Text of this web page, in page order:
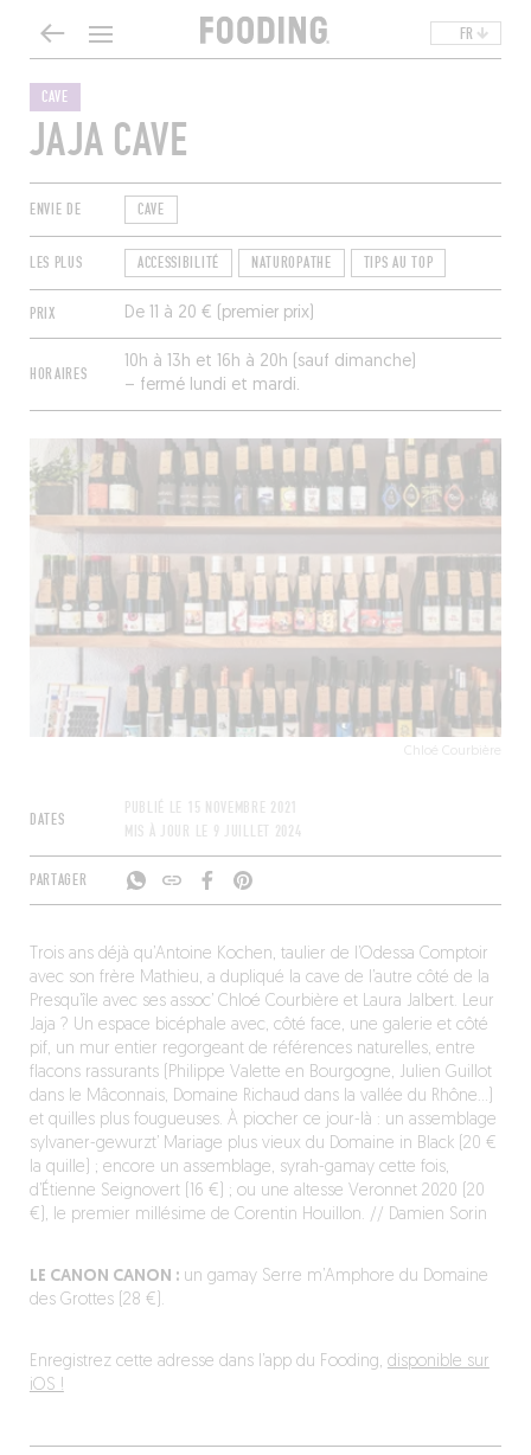
FR
CAVE
JAJA CAVE
ENVIE DE CAVE
LES PLUS ACCESSIBILITÉ NATUROPATHE TIPS AU TOP
PRIX De 11 à 20 € (premier prix)
HORAIRES
10h à 13h et 16h à 20h (sauf dimanche)
– fermé lundi et mardi.
Chloé Courbière
DATES
PUBLIÉ LE
15 NOVEMBRE 2021
MIS À JOUR LE 9 JUILLET 2024
PARTAGER
Trois ans déjà qu’Antoine Kochen, taulier de l’Odessa Comptoir
avec son frère Mathieu, a dupliqué la cave de l’autre côté de la
Presqu’île avec ses assoc’ Chloé Courbière et Laura Jalbert. Leur
Jaja ? Un espace bicéphale avec, côté face, une galerie et côté
pif, un mur entier regorgeant de références naturelles, entre
flacons rassurants (Philippe Valette en Bourgogne, Julien Guillot
dans le Mâconnais, Domaine Richaud dans la vallée du Rhône…)
et quilles plus fougueuses. À piocher ce jour-là : un assemblage
sylvaner-gewurzt’ Mariage plus vieux du Domaine in Black (20 €
la quille) ; encore un assemblage, syrah-gamay cette fois,
d’Étienne Seignovert (16 €) ; ou une altesse Veronnet 2020 (20
€), le premier millésime de Corentin Houillon. // Damien Sorin
LE CANON CANON :un gamay Serre m’Amphore du Domaine
des Grottes (28 €).
Enregistrez cette adresse dans l’app du Fooding, disponible sur
iOS !